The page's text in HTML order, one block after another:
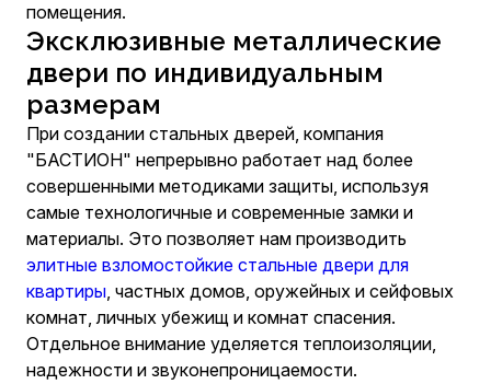
помещения.
Эксклюзивные металлические
двери по индивидуальным
размерам
При создании стальных дверей, компания
"БАСТИОН" непрерывно работает над более
совершенными методиками защиты, используя
самые технологичные и современные замки и
материалы. Это позволяет нам производить
элитные взломостойкие стальные двери для
квартиры, частных домов, оружейных и сейфовых
комнат, личных убежищ и комнат спасения.
Отдельное внимание уделяется теплоизоляции,
надежности и звуконепроницаемости.